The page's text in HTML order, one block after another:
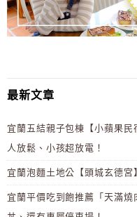
最新文章
宜蘭五結親子包棟【小蘋果
人放鬆、小孩超放電！
宜蘭泡麵土地公【頭城玄德宮
宜蘭平價吃到飽推薦「天滿